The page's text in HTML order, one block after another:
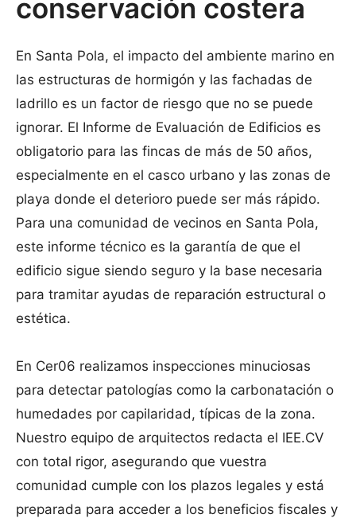
conservación costera
En Santa Pola, el impacto del ambiente marino en
las estructuras de hormigón y las fachadas de
ladrillo es un factor de riesgo que no se puede
ignorar. El Informe de Evaluación de Edificios es
obligatorio para las fincas de más de 50 años,
especialmente en el casco urbano y las zonas de
playa donde el deterioro puede ser más rápido.
Para una comunidad de vecinos en Santa Pola,
este informe técnico es la garantía de que el
edificio sigue siendo seguro y la base necesaria
para tramitar ayudas de reparación estructural o
estética.
En Cer06 realizamos inspecciones minuciosas
para detectar patologías como la carbonatación o
humedades por capilaridad, típicas de la zona.
Nuestro equipo de arquitectos redacta el IEE.CV
con total rigor, asegurando que vuestra
comunidad cumple con los plazos legales y está
preparada para acceder a los beneficios fiscales y